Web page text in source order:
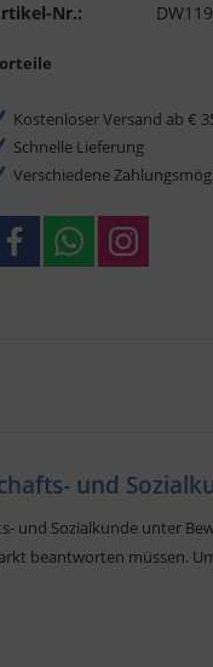
Nr.:
Kostenloser Versand ab €
Schnelle Lieferung
Verschiedene
und
und Sozialkunde unter
beantworten müssen.